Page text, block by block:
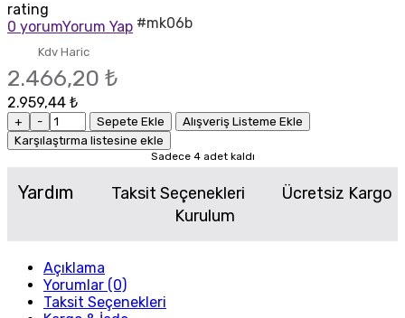
rating
0 yorumYorum Yap #mk06b
Kdv Haric
2.466,20 ₺
2.959,44 ₺
+ - Sepete Ekle
Alışveriş Listeme Ekle
Karşılaştırma listesine ekle
Sadece 4 adet kaldı
Yardım Taksit Seçenekleri
Ücretsiz Kargo
Kurulum
Açıklama
Yorumlar (0)
Taksit Seçenekleri